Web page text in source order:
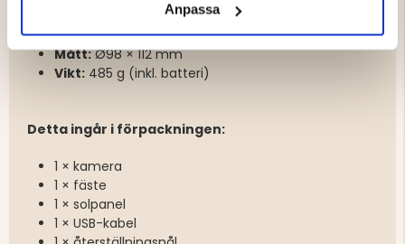
Anpassa
Drifttemperatur:-10°C till +55°C
Vattentålig:Ja
Mått:Ø98 × 112 mm
Vikt: 485 g (inkl. batteri)
Detta ingår i förpackningen:
1 × kamera
1 × fäste
1 × solpanel
1 × USB-kabel